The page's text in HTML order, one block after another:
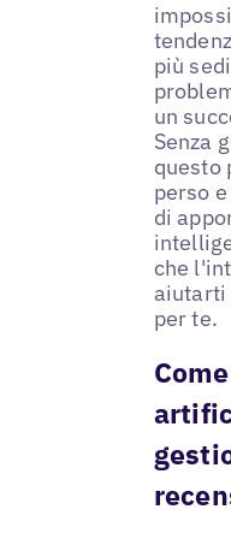
più
un
Senza
questo
perso
di
che
aiutarti
per te.